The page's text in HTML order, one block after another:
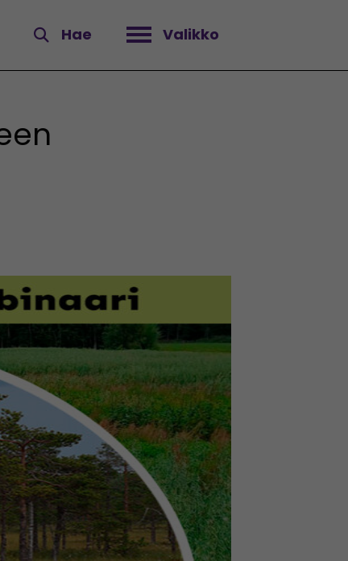
Hae Valikko
Avaa valikko